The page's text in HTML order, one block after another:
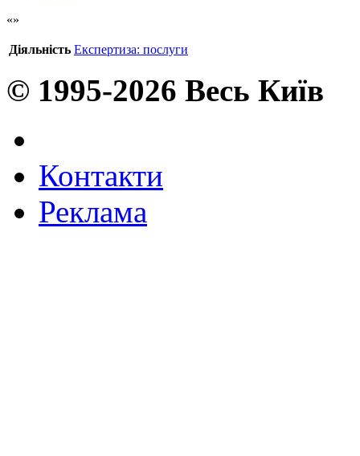
Діяльність Експертиза: послуги
© 1995-2026 Весь Київ
Контакти
Реклама